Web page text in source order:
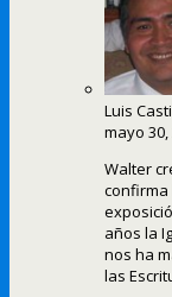
Luis
mayo 30,
Walter
confirma
años la
nos ha
las